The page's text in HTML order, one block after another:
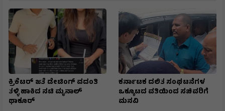
ಕ್ರಿಕೆಟರ್ ಜತೆ ಡೇಟಿಂಗ್ ವದಂತಿ
ತಳ್ಳಿ ಹಾಕಿದ ನಟಿ ಮೃನಾಲ್
ಥಾಕೂರ್
ಕರ್ನಾಟಕ ದಲಿತ ಸಂಘಟನೆಗಳ
ಒಕ್ಕೂಟದ ವತಿಯಿಂದ ಸಚಿವರಿಗೆ
ಮನವಿ